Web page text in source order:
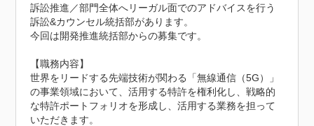
訴訟推進／部門全体へリーガル面でのアドバイスを行う
訴訟&カウンセル統括部があります。
今回は開発推進統括部からの募集です。
【職務内容】
世界をリードする先端技術が関わる「無線通信（5G）」
の事業領域において、活用する特許を権利化し、戦略的
な特許ポートフォリオを形成し、活用する業務を担って
いただきます。